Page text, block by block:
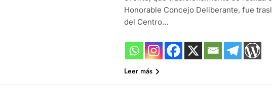
Honorable Concejo Deliberante, fue
del Centro…
Leer más